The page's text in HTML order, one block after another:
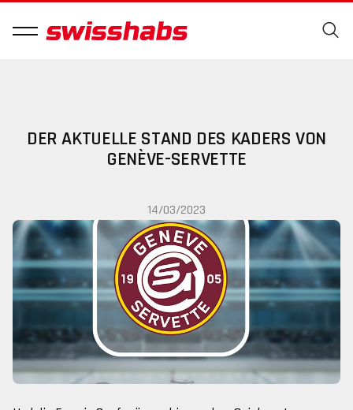
DER AKTUELLE STAND DES KADERS VON
GENÈVE-SERVETTE
14/03/2023